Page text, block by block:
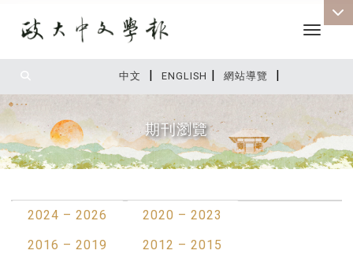
中文 | ENGLISH | 網站導覽 |
Toggle
期刊瀏覽
2024 – 2026
2020 – 2023
2016 – 2019
2012 – 2015